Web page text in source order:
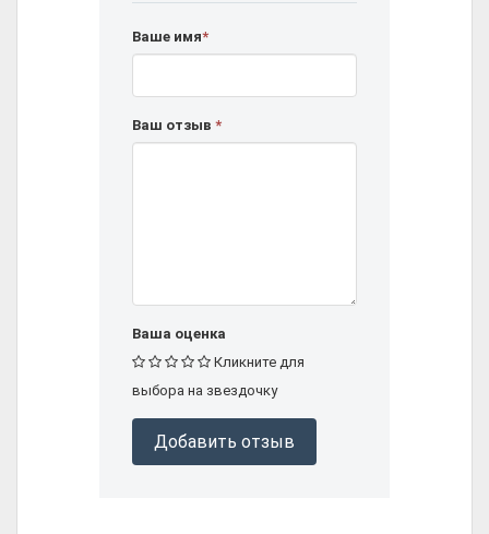
Ваше имя*
Ваш отзыв *
Ваша оценка
Кликните для
выбора на звездочку
Добавить отзыв